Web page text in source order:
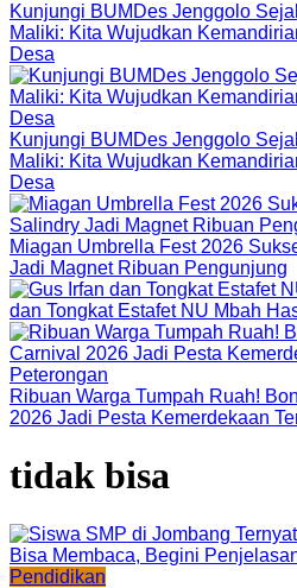
Kunjungi BUMDes Jenggolo
Maliki: Kita Wujudkan
Desa
Kunjungi BUMDes Jenggolo
Maliki: Kita Wujudkan
Desa
Miagan Umbrella Fest 2026
Jadi Magnet Ribuan Pengunjung
dan Tongkat Estafet NU Mbah
Ribuan Warga Tumpah Ruah!
2026 Jadi Pesta Kemerdekaan
tidak bisa
Pendidikan